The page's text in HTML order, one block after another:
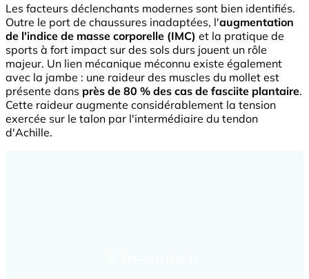
Les facteurs déclenchants modernes sont bien identifiés.
Outre le port de chaussures inadaptées, l'augmentation
de l'indice de masse corporelle (IMC) et la pratique de
sports à fort impact sur des sols durs jouent un rôle
majeur. Un lien mécanique méconnu existe également
avec la jambe : une raideur des muscles du mollet est
présente dans près de 80 % des cas de fasciite plantaire.
Cette raideur augmente considérablement la tension
exercée sur le talon par l'intermédiaire du tendon
d'Achille.